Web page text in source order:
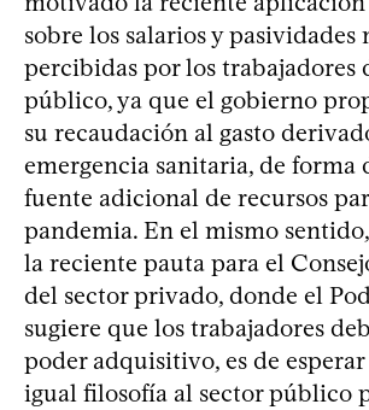
sobre los salarios y pasividades
percibidas por los trabajadores
público, ya que el gobierno
su recaudación al gasto
emergencia sanitaria, de forma
fuente adicional de recursos
pandemia. En el mismo
la reciente pauta para el
del sector privado, donde el
sugiere que los trabajadores
poder adquisitivo, es de
igual filosofía al sector público